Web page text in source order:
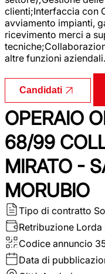
clienti;Interfaccia con
avviamento impianti,
ricevimento merci a
altre funzioni aziendali.
Candidati
OPERAIO
68/99
MIRATO -
MORUBIO
Tipo di contratto
Retribuzione Lorda
Codice annuncio
Data di